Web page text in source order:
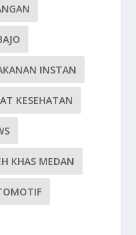
INSTAN
KESEHATAN
KHAS MEDAN